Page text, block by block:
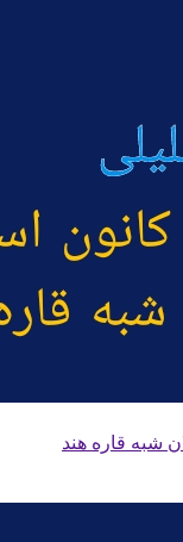
شبه قاره هند